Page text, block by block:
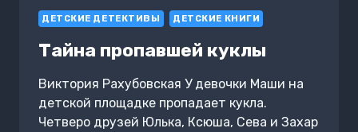
ДЕТСКИЕ ДЕТЕКТИВЫ ДЕТСКИЕ КНИГИ
Тайна пропавшей куклы
Виктория Рахубовская У девочки Маши на
детской площадке пропадает кукла.
Четверо друзей Юлька, Ксюша, Сева и Захар